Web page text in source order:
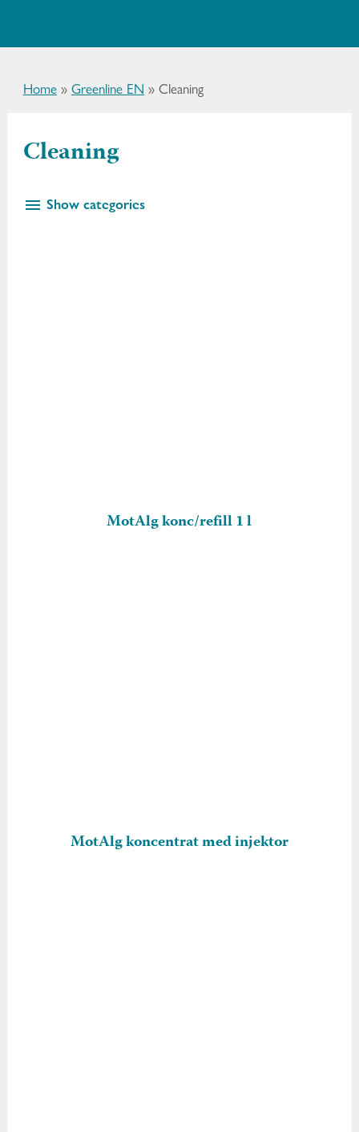
Home» Greenline EN » Cleaning
Cleaning
Show categories
MotAlg konc/refill 1 l
MotAlg koncentrat med injektor